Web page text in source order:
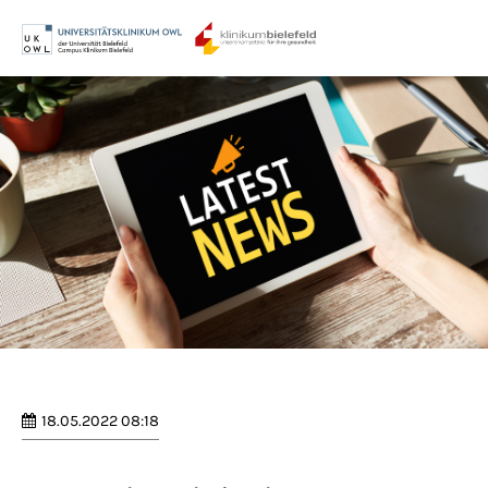
Login
Benutzername
Passwort
Anmelden
18.05.2022 08:18